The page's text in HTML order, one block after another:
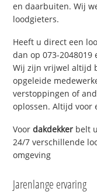
en daarbuiten. Wij
loodgieters.
Heeft u direct een
dan op 073-
Wij zijn vrijwel altijd
opgeleide
verstoppingen of
oplossen. Altijd voor
Voordakdekker belt
24/7 verschillende
omgeving
Jarenlange ervaring